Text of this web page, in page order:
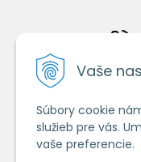
Vaše
Súbory cookie
služieb pre vás.
vaše preferencie.